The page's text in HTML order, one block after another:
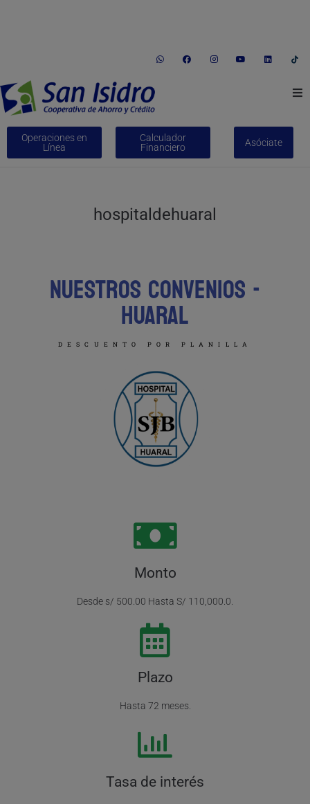
Créditos
Operaciones en
Línea
Calculador
Financiero
Asóciate
hospitaldehuaral
Nuestros Convenios -
HUAral
DESCUENTO POR PLANILLA
Monto
Desde s/ 500.00 Hasta S/ 110,000.0.
Plazo
Hasta 72 meses.
Tasa de interés